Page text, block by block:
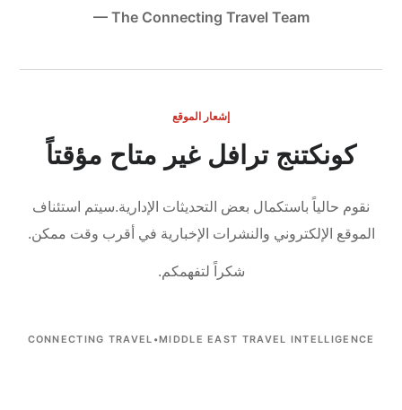
— The Connecting Travel Team
إشعار الموقع
كونكتنج ترافل غير متاح مؤقتاً
نقوم حالياً باستكمال بعض التحديثات الإدارية.سيتم استئناف
الموقع الإلكتروني والنشرات الإخبارية في أقرب وقت ممكن.
شكراً لتفهمكم.
CONNECTING TRAVEL •MIDDLE EAST TRAVEL INTELLIGENCE